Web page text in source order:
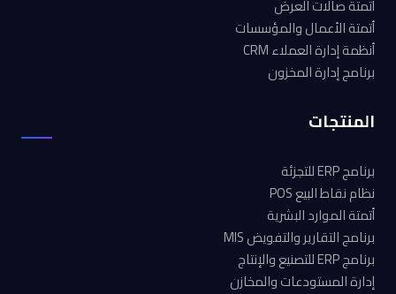
أتمتة صالات العرض
أتمتة الأعمال والمؤسسات
أنظمة إدارة العملاء CRM
برنامج إدارة المخزون
المنتجات
برنامج ERP للتجزئة
نظام نقاط البيع POS
أتمتة الموارد البشرية
برنامج التقارير والتفويض MIS
برنامج ERP للتصنيع والإنتاج
إدارة المستودعات والمخازن